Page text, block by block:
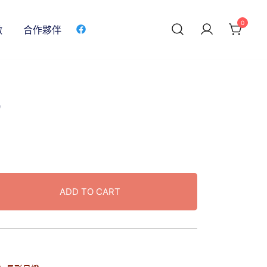
合作夥伴
0
ADD TO CART